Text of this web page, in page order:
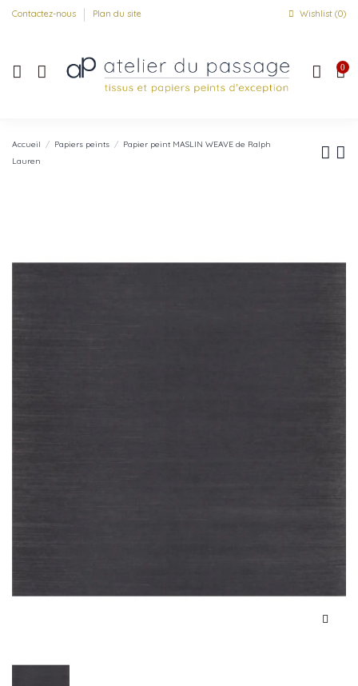
Contactez-nous Plan du site Wishlist (0)
0
Accueil Papiers peints
Papier peint MASLIN WEAVE de Ralph
Lauren